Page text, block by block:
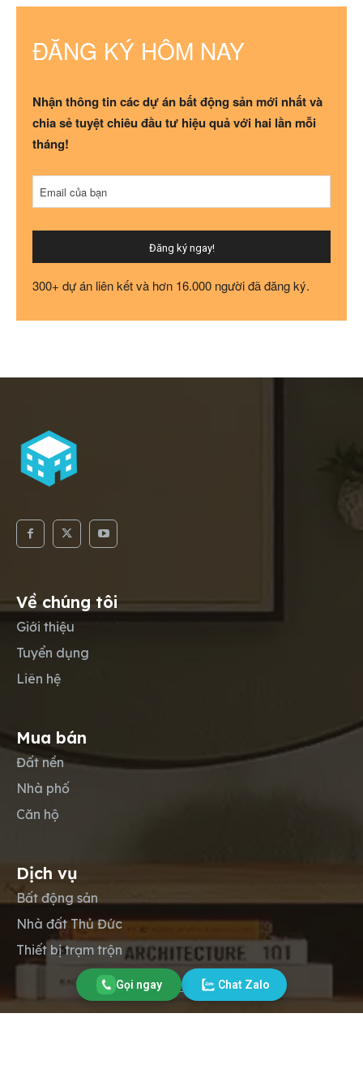
ĐĂNG KÝ HÔM NAY
Nhận thông tin các dự án bất động sản mới nhất và
chia sẻ tuyệt chiêu đầu tư hiệu quả với hai lần mỗi
tháng!
Email
Email của bạn
Đăng ký ngay!
300+ dự án liên kết và hơn 16.000 người đã đăng ký.
Về chúng tôi
Giới thiệu
Tuyển dụng
Liên hệ
Mua bán
Đất nền
Nhà phố
Căn hộ
Dịch vụ
Bất động sản
Nhà đất Thủ Đức
Thiết bị trạm trộn
Gọi ngay Chat Zalo